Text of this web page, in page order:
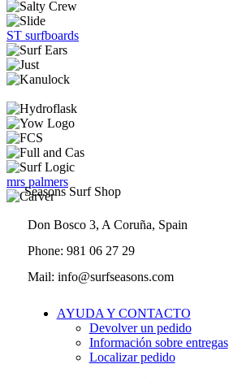
ST surfboards
mrs palmers
Seasons Surf Shop
Don Bosco 3, A Coruña, Spain
Phone: 981 06 27 29
Mail: info@surfseasons.com
AYUDA Y CONTACTO
Devolver un pedido
Información sobre entregas
Localizar pedido